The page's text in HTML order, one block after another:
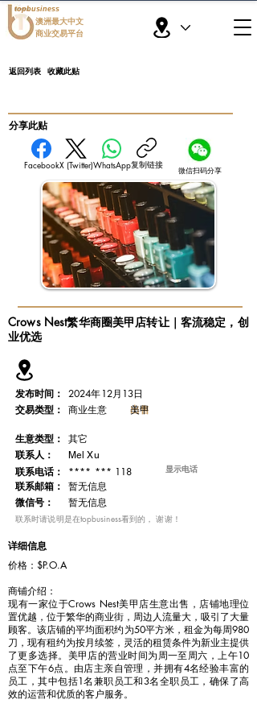
topbusiness
澳洲最大中文
商业交易平台
返回列表 收藏此贴
​分享此贴
FacebookX (Twitter)WhatsApp复制链接 微信扫码分享
Crows Nest繁华商圈美甲店转让｜客流稳定，创
业优选
发布时间： 2024年12月13日
交易类型：
商业生意 出售
美甲
​生意类型： 其它
联系人：
Mel Xu
联系电话：
**** *** 118 显示电话
​联系邮箱： 暂无信息
微信号：
暂无信息
​联系时请说明是在topbusiness看到的， 谢谢！
详细信息
价格：$P.O.A
商铺介绍：
现有一家位于Crows Nest美甲店生意出售，店铺地理位
置优越，位于繁华的商业街，周边人流量大，吸引了大量
顾客。该店铺的平均面积约为50平方米，租金为每周980
刀，现有租约为按月续签，灵活的租赁条件为新业主提供
了更多选择。美甲店的营业时间为周一至周六，上午10
点至下午6点。由店主亲自管理，并拥有4名经验丰富的
员工，其中包括1名兼职员工和3名全职员工，确保了高
效的运营和优质的客户服务。